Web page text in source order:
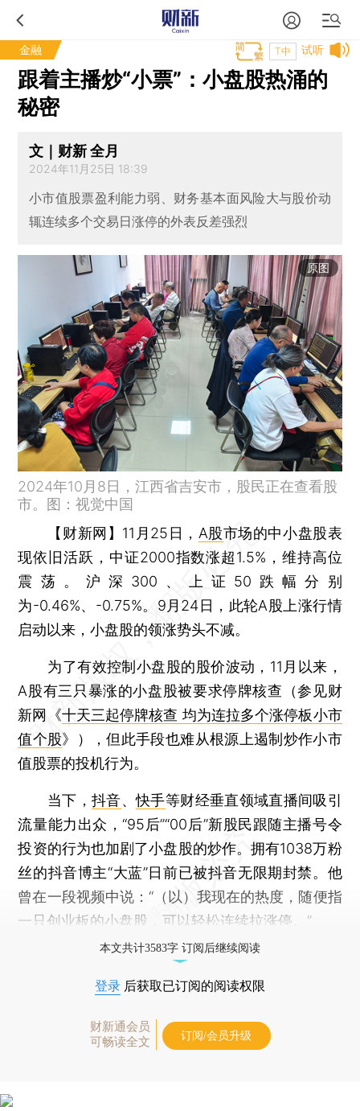
金融 试听
T中
跟着主播炒“小票”：小盘股热涌的
秘密
文｜财新 全月
2024年11月25日 18:39
小市值股票盈利能力弱、财务基本面风险大与股价动
辄连续多个交易日涨停的外表反差强烈
原图
2024年10月8日，江西省吉安市，股民正在查看股
市。图：视觉中国
【财新网】 11月25日， A股市场的中小盘股表
现依旧活跃，中证2000指数涨超1.5%，维持高位
震荡。沪深300、上证50跌幅分别
为-0.46%、-0.75%。9月24日，此轮A股上涨行情
启动以来，小盘股的领涨势头不减。
为了有效控制小盘股的股价波动，11月以来，
A股有三只暴涨的小盘股被要求停牌核查（参见财
新网《十天三起停牌核查 均为连拉多个涨停板小市
值个股》），但此手段也难从根源上遏制炒作小市
值股票的投机行为。
当下，抖音、快手等财经垂直领域直播间吸引
流量能力出众，“95后”“00后”新股民跟随主播号令
投资的行为也加剧了小盘股的炒作。拥有1038万粉
丝的抖音博主“大蓝”日前已被抖音无限期封禁。他
曾在一段视频中说：“（以）我现在的热度，随便指
一只创业板的小盘股，可以轻松连续拉涨停。”
本文共计3583字 订阅后继续阅读
登录 后获取已订阅的阅读权限
财新通会员
可畅读全文
订阅/会员升级